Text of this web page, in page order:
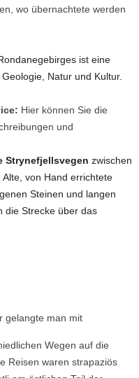
wo übernachtete werden
ist eine
Natur und Kultur.
Hier können Sie die
und
Strynefjellsvegen zwischen
von Hand errichtete
Steinen und langen
die Strecke über das
gelangte man mit
Wegen auf die
Reisen waren strapaziös